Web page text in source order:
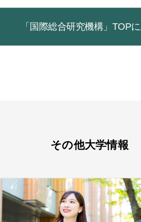
「国際総合研究機構」TOP
その他大学情報